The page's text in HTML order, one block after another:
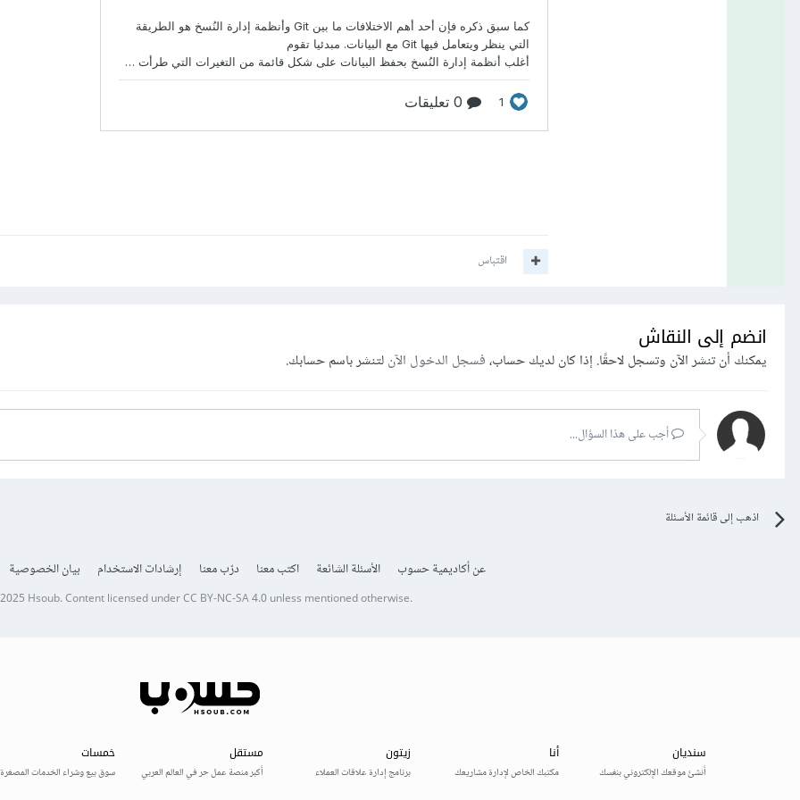
اقتباس
انضم إلى النقاش
يمكنك أن تنشر الآن وتسجل لاحقًا. إذا كان لديك حساب،فسجل الدخول الآنلتنشر باسم حسابك.
أجب على هذا السؤال...
اذهب إلى قائمة الأسئلة
عن أكاديمية حسوب الأسئلة الشائعة اكتب معنا درّب معنا إرشادات الاستخدام بيان الخصوصية
Hsoub.Content licensed underCC BY-NC-SA 4.0unless mentioned otherwise.